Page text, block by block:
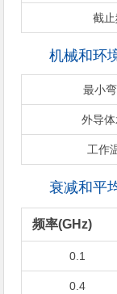
截
机械和环
最小
外导
工作
衰减和平
频率(GHz)
0.1
0.4